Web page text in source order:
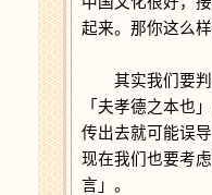
起来。那你这么
其实我们要判
「夫孝德之本也
传出去就可能误
现在我们也要考
言」。